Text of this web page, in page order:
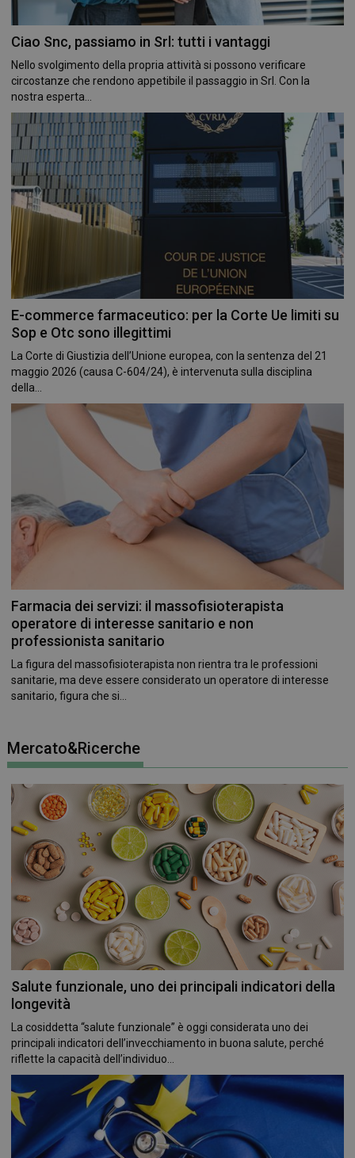
Ciao Snc, passiamo in Srl: tutti i vantaggi
Nello svolgimento della propria attività si possono verificare
circostanze che rendono appetibile il passaggio in Srl. Con la
nostra esperta...
E-commerce farmaceutico: per la Corte Ue limiti su
Sop e Otc sono illegittimi
La Corte di Giustizia dell’Unione europea, con la sentenza del 21
maggio 2026 (causa C-604/24), è intervenuta sulla disciplina
della...
Farmacia dei servizi: il massofisioterapista
operatore di interesse sanitario e non
professionista sanitario
La figura del massofisioterapista non rientra tra le professioni
sanitarie, ma deve essere considerato un operatore di interesse
sanitario, figura che si...
Mercato&Ricerche
Salute funzionale, uno dei principali indicatori della
longevità
La cosiddetta “salute funzionale” è oggi considerata uno dei
principali indicatori dell’invecchiamento in buona salute, perché
riflette la capacità dell’individuo...